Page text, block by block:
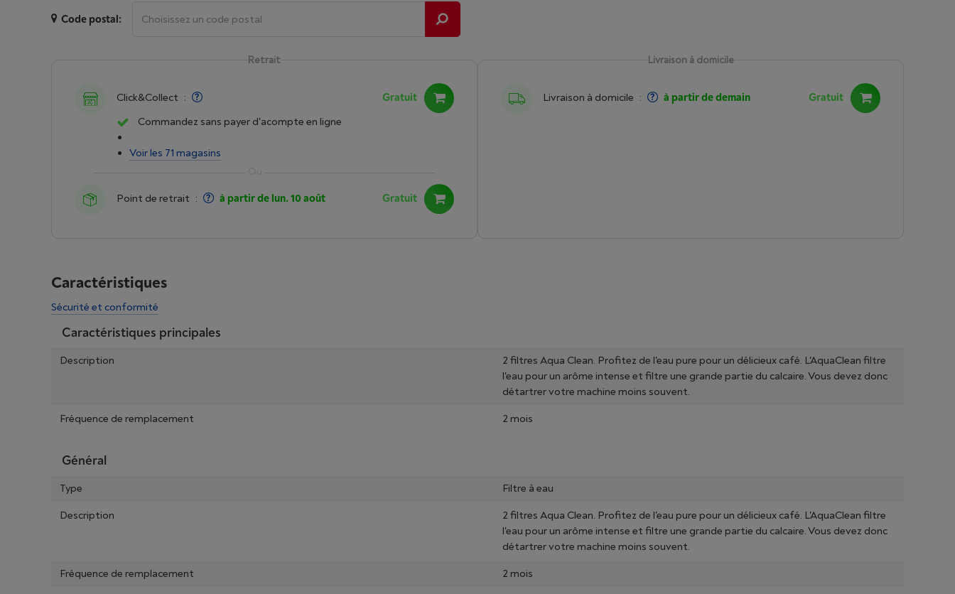
Code postal:
Livraison à domicile
Livraison à domicile : à partir de demain Gratuit
Retrait
Click&Collect :
Gratuit
Commandez sans payer d'acompte en ligne
Voir les 71 magasins
Point de retrait : à partir de lun. 10 août Gratuit
Caractéristiques
Sécurité et conformité
Caractéristiques principales
Description
2 filtres Aqua Clean. Profitez de l'eau pure pour un délicieux café. L'AquaClean filtre
l'eau pour un arôme intense et filtre une grande partie du calcaire. Vous devez donc
détartrer votre machine moins souvent.
Fréquence de remplacement
2 mois
Général
Type
Filtre à eau
Description
2 filtres Aqua Clean. Profitez de l'eau pure pour un délicieux café. L'AquaClean filtre
l'eau pour un arôme intense et filtre une grande partie du calcaire. Vous devez donc
détartrer votre machine moins souvent.
Fréquence de remplacement
2 mois